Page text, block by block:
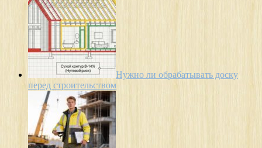
Нужно ли обрабатывать доску
перед строительством